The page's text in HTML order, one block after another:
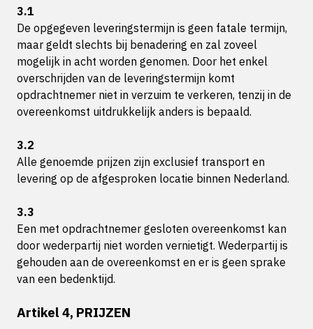
3.1
De opgegeven leveringstermijn is geen fatale termijn,
maar geldt slechts bij benadering en zal zoveel
mogelijk in acht worden genomen. Door het enkel
overschrijden van de leveringstermijn komt
opdrachtnemer niet in verzuim te verkeren, tenzij in de
overeenkomst uitdrukkelijk anders is bepaald.
3.2
Alle genoemde prijzen zijn exclusief transport en
levering op de afgesproken locatie binnen Nederland.
3.3
Een met opdrachtnemer gesloten overeenkomst kan
door wederpartij niet worden vernietigt. Wederpartij is
gehouden aan de overeenkomst en er is geen sprake
van een bedenktijd.
Artikel 4, PRIJZEN